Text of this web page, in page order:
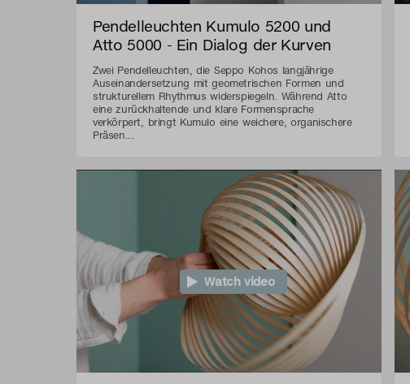
Pendelleuchten Kumulo 5200 und
Atto 5000 - Ein Dialog der Kurven
Zwei Pendelleuchten, die Seppo Kohos langjährige
Auseinandersetzung mit geometrischen Formen und
strukturellem Rhythmus widerspiegeln. Während Atto
eine zurückhaltende und klare Formensprache
verkörpert, bringt Kumulo eine weichere, organischere
Präsen...
Watch video